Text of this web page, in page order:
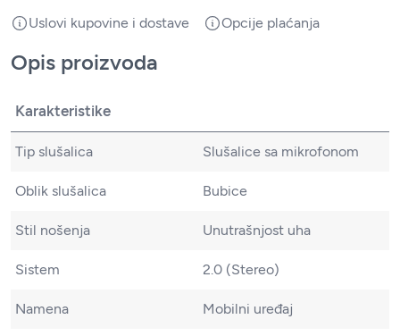
Uslovi kupovine i dostave
Opcije plaćanja
Opis proizvoda
Karakteristike
Tip slušalica Slušalice sa mikrofonom
Oblik slušalica Bubice
Stil nošenja Unutrašnjost uha
Sistem 2.0 (Stereo)
Namena Mobilni uređaj